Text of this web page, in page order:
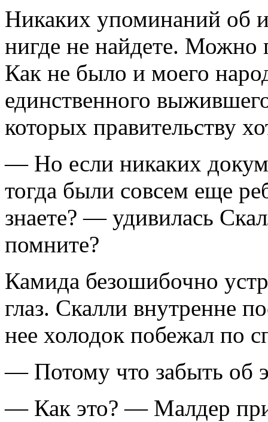
Никаких упоминаний об
нигде не найдете. Можно
Как не было и моего
единственного
которых правительству
— Но если никаких
тогда были совсем еще
знаете? — удивилась
помните?
Камида безошибочно
глаз. Скалли внутренне
нее холодок побежал по
— Потому что забыть об
— Как это? — Малдер